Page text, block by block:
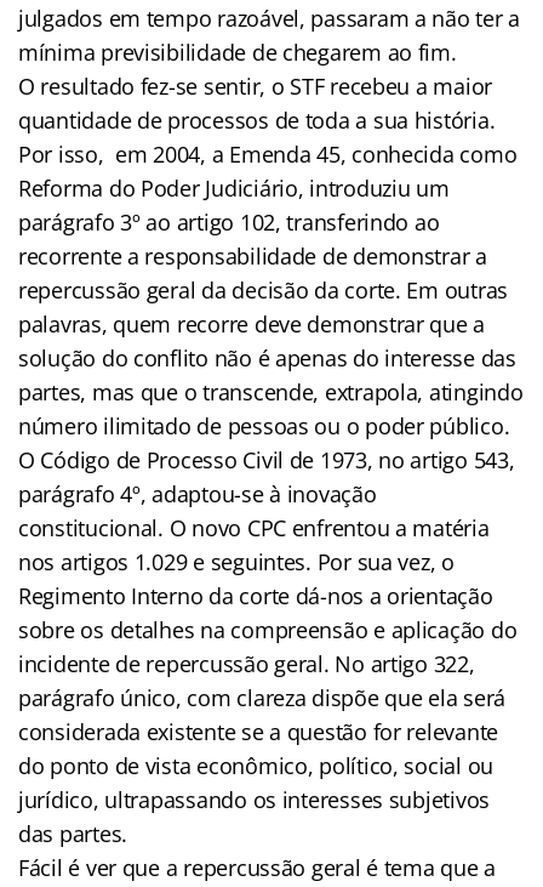
julgados em tempo razoável, passaram a não ter a
mínima previsibilidade de chegarem ao fim.
O resultado fez-se sentir, o STF recebeu a maior
quantidade de processos de toda a sua história.
Por isso, em 2004, a Emenda 45, conhecida como
Reforma do Poder Judiciário, introduziu um
parágrafo 3º ao artigo 102, transferindo ao
recorrente a responsabilidade de demonstrar a
repercussão geral da decisão da corte. Em outras
palavras, quem recorre deve demonstrar que a
solução do conflito não é apenas do interesse das
partes, mas que o transcende, extrapola, atingindo
número ilimitado de pessoas ou o poder público.
O Código de Processo Civil de 1973, no artigo 543,
parágrafo 4º, adaptou-se à inovação
constitucional. O novo CPC enfrentou a matéria
nos artigos 1.029 e seguintes. Por sua vez, o
Regimento Interno da corte dá-nos a orientação
sobre os detalhes na compreensão e aplicação do
incidente de repercussão geral. No artigo 322,
parágrafo único, com clareza dispõe que ela será
considerada existente se a questão for relevante
do ponto de vista econômico, político, social ou
jurídico, ultrapassando os interesses subjetivos
das partes.
Fácil é ver que a repercussão geral é tema que a